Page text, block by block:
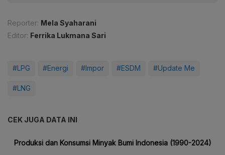
Reporter: Mela Syaharani
Editor: Ferrika Lukmana Sari
#LPG #Energi #Impor #ESDM #Update Me
#LNG
CEK JUGA DATA INI